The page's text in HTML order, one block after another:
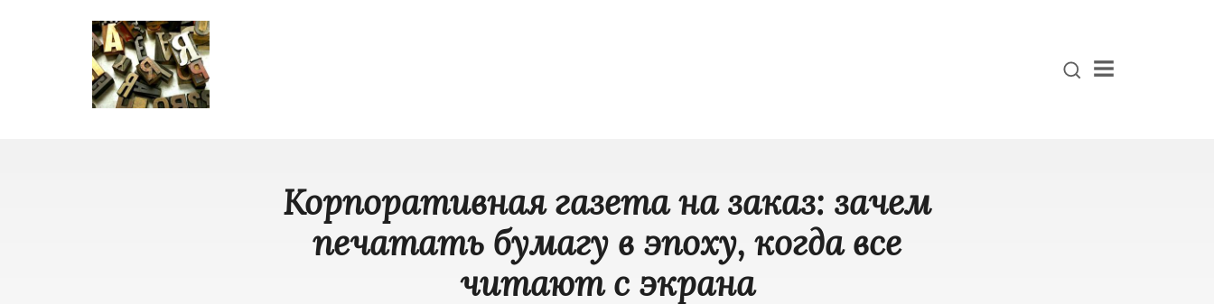
Корпоративная газета на заказ: зачем
печатать бумагу в эпоху, когда все
читают с экрана